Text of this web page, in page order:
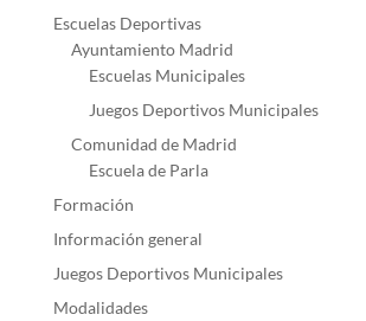
Escuelas Deportivas
Ayuntamiento Madrid
Escuelas Municipales
Juegos Deportivos Municipales
Comunidad de Madrid
Escuela de Parla
Formación
Información general
Juegos Deportivos Municipales
Modalidades